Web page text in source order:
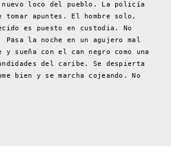
nuevo loco del pueblo. La policía
apuntes. El hombre solo,
es puesto en custodia. No
la noche en un agujero mal
y sueña con el can negro como una
del caribe. Se despierta
bien y se marcha cojeando. No